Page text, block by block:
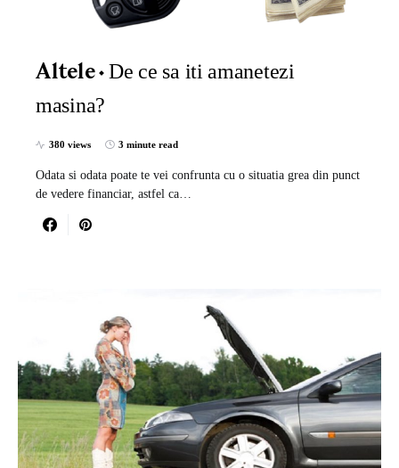
Altele
De ce sa iti amanetezi
masina?
380 views 3 minute read
Odata si odata poate te vei confrunta cu o situatia grea din punct
de vedere financiar, astfel ca…